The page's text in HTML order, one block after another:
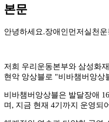
본문
안녕하세요.장애인먼저실천
저희 우리운동본부와 삼성화
현악 앙상블로 "비바챔버앙상
비바챔버앙상블은 발달장애
며, 지금 현재 4기까지 운영되